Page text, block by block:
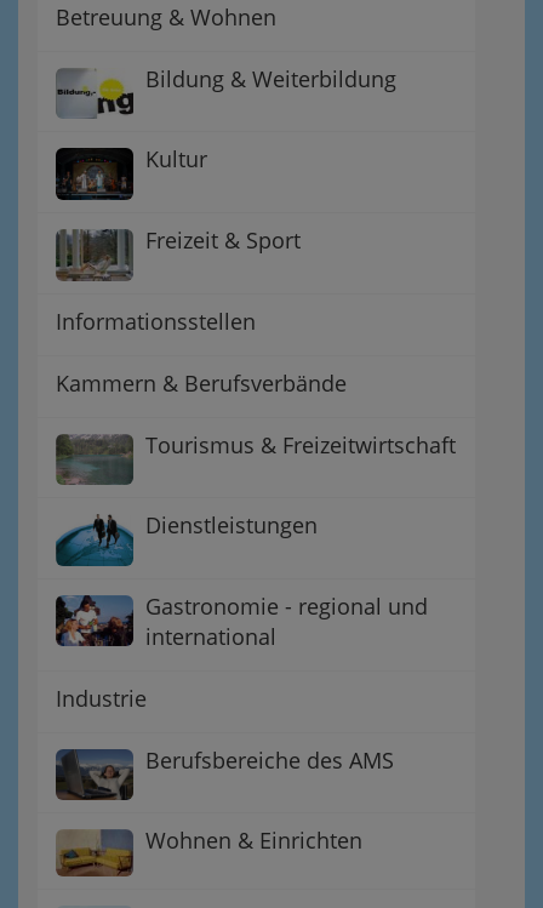
Betreuung & Wohnen
Bildung & Weiterbildung
Kultur
Freizeit & Sport
Informationsstellen
Kammern & Berufsverbände
Tourismus & Freizeitwirtschaft
Dienstleistungen
Gastronomie - regional und
international
Industrie
Berufsbereiche des AMS
Wohnen & Einrichten